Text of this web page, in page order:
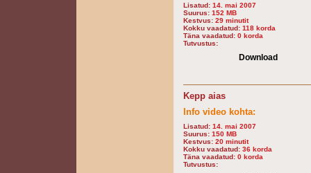
Lisatud: 14. mai 2007
Suurus: 152 MB
Kestvus: 29 minutit
Kokku vaadatud: 118 korda
Täna vaadatud: 0 korda
Tutvustus:
Download
Kepp aias
Info video kohta:
Lisatud: 14. mai 2007
Suurus: 150 MB
Kestvus: 20 minutit
Kokku vaadatud: 36 korda
Täna vaadatud: 0 korda
Tutvustus: